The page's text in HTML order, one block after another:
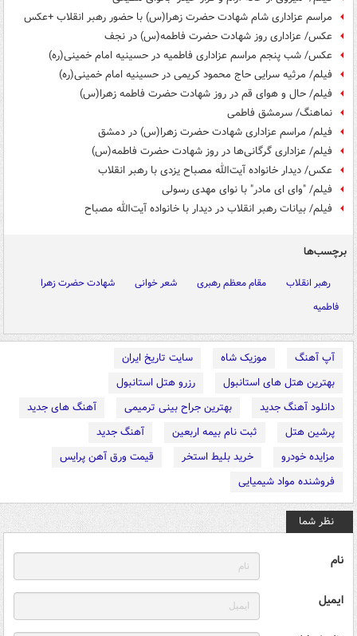
مراسم عزاداری شام شهادت حضرت زهرا(س) با حضور رهبر انقلاب +عکس
عکس/ عزاداری روز شهادت حضرت فاطمه(س) در نجف
عکس/ شب پنجم مراسم عزاداری فاطمیه در حسینیه امام خمینی(ره)
فیلم/ مرثیه سرایی حاج محمود کریمی در حسینیه امام خمینی(ره)
فیلم/ حال و هوای قم در روز شهادت حضرت فاطمه زهرا(س)
نماهنگ/ سرمشق فاطمی
فیلم/ مراسم عزاداری شهادت حضرت زهرا(س) در دمشق
فیلم/ عزاداری گرگانی‌ها در روز شهادت حضرت فاطمه(س)
عکس/ دیدار خانواده آیت‌الله مصباح یزدی با رهبر انقلاب
فیلم/ "وای ای مادر" با نوای مهدی رسولی
فیلم/ بیانات رهبر انقلاب در دیدار با خانواده آیت‌الله مصباح
برچسب‌ها
رهبر انقلاب مقام معظم رهبری شعر خوانی
شهادت حضرت زهرا
فاطمیه
آپ آهنگ موزیک شاه
سایت تاریخ ایران
بهترین هتل های استانبول
رزرو هتل استانبول
دانلود آهنگ جدید
بهترین جراح بینی ترمیمی
آهنگ های جدید
پرشین هتل
ثبت نام بیمه اربعین
آهنگ جدید
مزایده خودرو
خرید بلیط استخر
قیمت ورق آهن پرایس
فروشنده مواد شیمیایی
نظر شما
نام
ایمیل